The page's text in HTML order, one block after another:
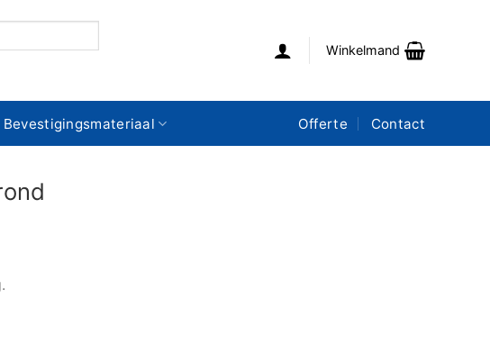
Winkelmand
Bevestigingsmateriaal Offerte Contact